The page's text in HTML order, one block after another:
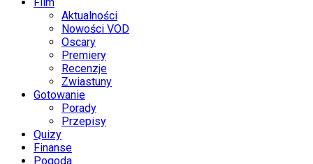
Aktualności
Nowości VOD
Oscary
Premiery
Recenzje
Zwiastuny
Gotowanie
Porady
Przepisy
Quizy
Finanse
Pogoda